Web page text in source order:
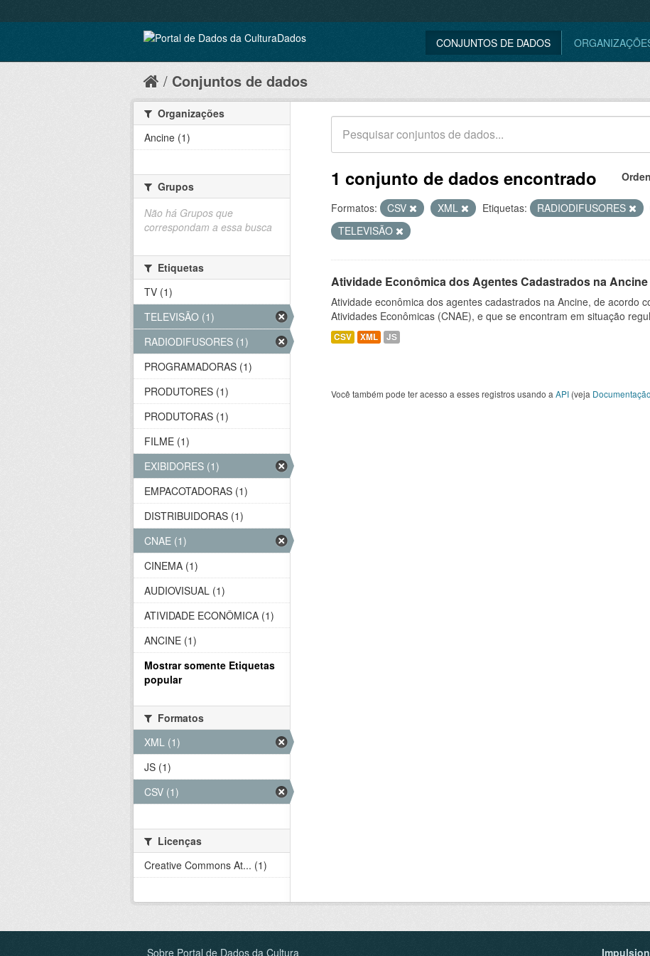
CONJUNTOS DE DADOS
Conjuntos de dados
1 conjunto de dados encontrado
Formatos: CSV XML Etiquetas: RADIODIFUSORES
TELEVISÃO
Atividade Econômica dos Agentes Cadastrados na Ancine
Atividade econômica dos agentes cadastrados na Ancine, de acordo
Atividades Econômicas (CNAE), e que se encontram em situação
CSV XML JS
Você também pode ter acesso a esses registros usando a API (veja
Organizações
Ancine (1)
Grupos
Não há Grupos que
correspondam a essa busca
Etiquetas
TV (1)
TELEVISÃO (1)
RADIODIFUSORES (1)
PROGRAMADORAS (1)
PRODUTORES (1)
PRODUTORAS (1)
FILME (1)
EXIBIDORES (1)
EMPACOTADORAS (1)
DISTRIBUIDORAS (1)
CNAE (1)
CINEMA (1)
AUDIOVISUAL (1)
ATIVIDADE ECONÔMICA (1)
ANCINE (1)
Mostrar somente Etiquetas
popular
Formatos
XML (1)
JS (1)
CSV (1)
Licenças
Creative Commons At... (1)
Sobre Portal de Dados da Cultura